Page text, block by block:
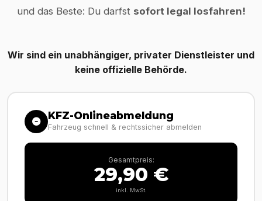
und das Beste: Du darfst sofort legal losfahren!
Wir sind ein unabhängiger, privater Dienstleister und
keine offizielle Behörde.
KFZ-Onlineabmeldung
Fahrzeug schnell & rechtssicher abmelden
Gesamtpreis:
29,90 €
inkl. MwSt.